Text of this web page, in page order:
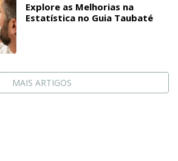
Explore as Melhorias na
Estatística no Guia Taubaté
MAIS ARTIGOS